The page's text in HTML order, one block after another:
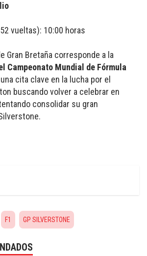
vueltas): 10:00 horas
Campeonato Mundial de Fórmula
cita clave en la lucha por el
buscando volver a celebrar en
consolidar su gran
F1 GP SILVERSTONE